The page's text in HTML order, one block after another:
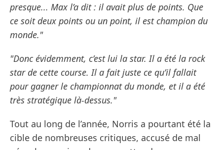
presque... Max l’a dit : il avait plus de points. Que
ce soit deux points ou un point, il est champion du
monde."
"Donc évidemment, c’est lui la star. Il a été la rock
star de cette course. Il a fait juste ce qu’il fallait
pour gagner le championnat du monde, et il a été
très stratégique là-dessus."
Tout au long de l’année, Norris a pourtant été la
cible de nombreuses critiques, accusé de mal